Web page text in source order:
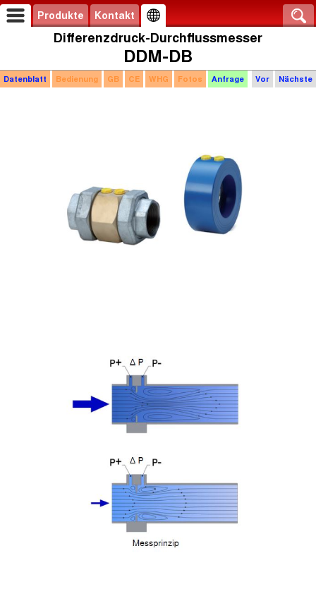
Produkte Kontakt
Differenzdruck-Durchflussmesser
DDM-DB
Vor Nächste
Datenblatt Bedienung GB CE WHG Fotos Anfrage